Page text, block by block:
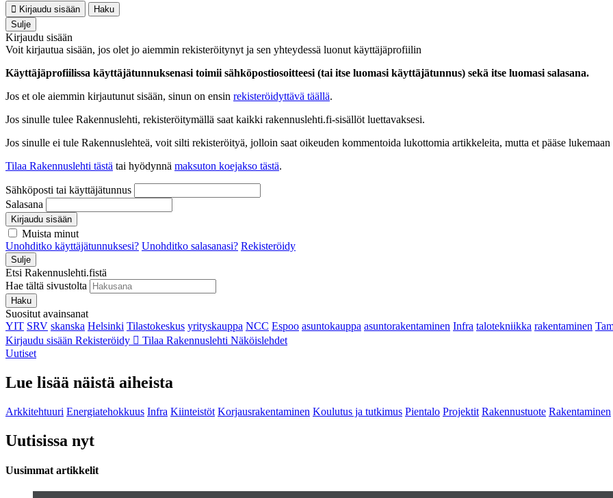
Kirjaudu sisään
Haku
Sulje
Kirjaudu sisään
Voit kirjautua sisään, jos olet jo aiemmin rekisteröitynyt ja sen yhteydessä luonut käyttäjäprofiilin
Käyttäjäprofiilissa käyttäjätunnuksenasi toimii sähköpostiosoitteesi (tai itse luomasi käyttäjätunnus) sekä itse luomasi salasana.
Jos et ole aiemmin kirjautunut sisään, sinun on ensin rekisteröidyttävä täällä.
Jos sinulle tulee Rakennuslehti, rekisteröitymällä saat kaikki rakennuslehti.fi-sisällöt luettavaksesi.
Jos sinulle ei tule Rakennuslehteä, voit silti rekisteröityä, jolloin saat oikeuden kommentoida lukottomia artikkeleita, mutta et pääse
Tilaa Rakennuslehti tästä tai hyödynnä maksuton koejakso tästä.
Sähköposti tai käyttäjätunnus
Salasana
Kirjaudu sisään
Muista minut
Unohditko käyttäjätunnuksesi? Unohditko salasanasi? Rekisteröidy
Sulje
Etsi Rakennuslehti.fistä
Hae tältä sivustolta
Haku
Suositut avainsanat
YIT SRV skanska Helsinki Tilastokeskus yrityskauppa NCC Espoo asuntokauppa asuntorakentaminen Infra talotekniikka rakentaminen
Kirjaudu sisään Rekisteröidy Tilaa Rakennuslehti Näköislehdet
Uutiset
Lue lisää näistä aiheista
Arkkitehtuuri Energiatehokkuus Infra Kiinteistöt Korjausrakentaminen Koulutus ja tutkimus Pientalo Projektit Rakennustuote Rakentaminen
Uutisissa nyt
Uusimmat artikkelit